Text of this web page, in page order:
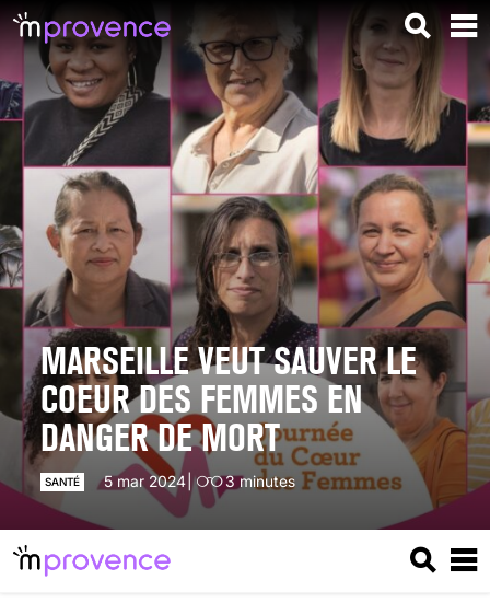
MARSEILLE VEUT SAUVER LE
COEUR DES FEMMES EN
DANGER DE MORT
SANTÉ 5 mar 2024 3 minutes